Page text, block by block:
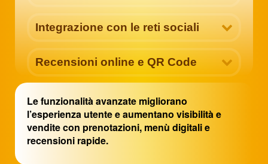
Integrazione con le reti sociali
Recensioni online e QR Code
Le funzionalità avanzate migliorano
l’esperienza utente e aumentano visibilità e
vendite con prenotazioni, menù digitali e
recensioni rapide.